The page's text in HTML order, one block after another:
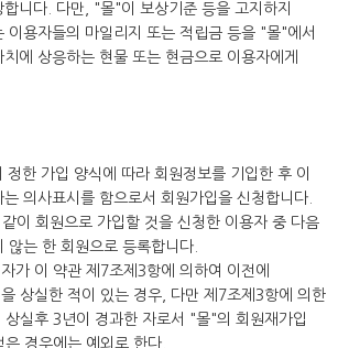
니다. 다만, "몰"이 보상기준 등을 고지하지
이용자들의 마일리지 또는 적립금 등을 "몰"에서
에 상응하는 현물 또는 현금으로 이용자에게
정한 가입 양식에 따라 회원정보를 기입한 후 이
의사표시를 함으로서 회원가입을 신청합니다.
이 회원으로 가입할 것을 신청한 이용자 중 다음
않는 한 회원으로 등록합니다.
가 이 약관 제7조제3항에 의하여 이전에
상실한 적이 있는 경우, 다만 제7조제3항에 의한
상실후 3년이 경과한 자로서 "몰"의 회원재가입
은 경우에는 예외로 한다.